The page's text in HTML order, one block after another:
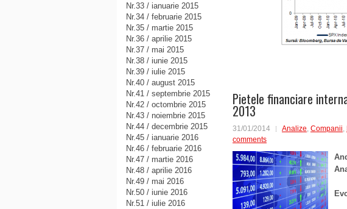
Pietele financiare
2013
31/01/2014 Analize, Companii,
comments
Nr.33 / ianuarie 2015
Nr.34 / februarie 2015
Nr.35 / martie 2015
Nr.36 / aprilie 2015
Nr.37 / mai 2015
Nr.38 / iunie 2015
Nr.39 / iulie 2015
Nr.40 / august 2015
Nr.41 / septembrie 2015
Nr.42 / octombrie 2015
Nr.43 / noiembrie 2015
Nr.44 / decembrie 2015
Nr.45 / ianuarie 2016
Nr.46 / februarie 2016
Nr.47 / martie 2016
Nr.48 / aprilie 2016
Nr.49 / mai 2016
Nr.50 / iunie 2016
Nr.51 / iulie 2016